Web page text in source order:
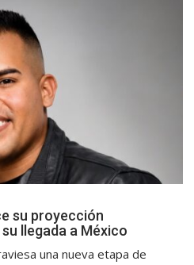
su proyección
llegada a México
una nueva etapa de